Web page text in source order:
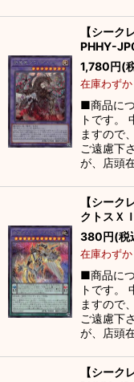
【シー
PHHY-
1,780円(
在庫わずか
■商品に
トです。
ますので
ご遠慮下
が、店頭
【シーク
クトスＸ
380円(税
在庫わずか
■商品に
トです。
ますので
ご遠慮下
が、店頭
【シー